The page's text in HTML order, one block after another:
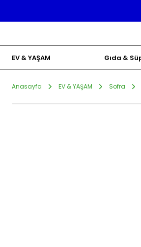
EV & YAŞAM Gıda &
Anasayfa EV & YAŞAM Sofra